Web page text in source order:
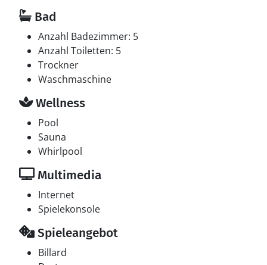
Bad
Anzahl Badezimmer: 5
Anzahl Toiletten: 5
Trockner
Waschmaschine
Wellness
Pool
Sauna
Whirlpool
Multimedia
Internet
Spielekonsole
Spieleangebot
Billard